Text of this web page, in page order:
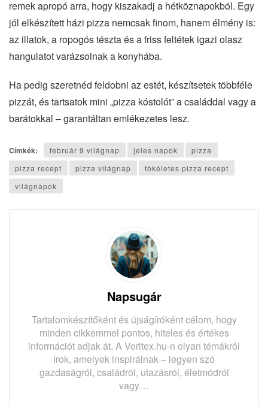
remek apropó arra, hogy kiszakadj a hétköznapokból. Egy
jól elkészített házi pizza nemcsak finom, hanem élmény is:
az illatok, a ropogós tészta és a friss feltétek igazi olasz
hangulatot varázsolnak a konyhába.
Ha pedig szeretnéd feldobni az estét, készítsetek többféle
pizzát, és tartsatok mini „pizza kóstolót” a családdal vagy a
barátokkal – garantáltan emlékezetes lesz.
Címkék: február 9 világnap jeles napok
pizza
pizza recept
pizza világnap
tökéletes pizza recept
világnapok
Napsugár
Tartalomkészítőként és újságíróként célom, hogy
minden cikkemmel pontos, hiteles és értékes
információt adjak át. A Veritex.hu-n olyan témákról
írok, amelyek inspirálnak – legyen szó
gazdaságról, családról, utazásról, életmódról
vagy…